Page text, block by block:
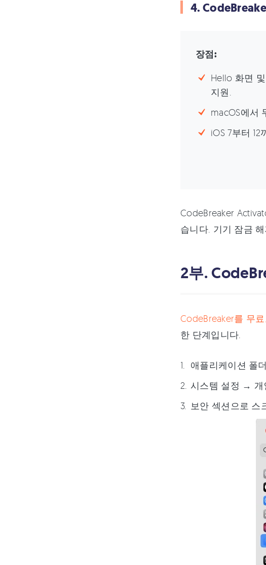
4.
장점:
Hello 화면
지원.
macOS에서
iOS 7부터
CodeBreaker
습니다. 기기 잠금
2부.
CodeBreaker를 무
한 단계입니다.
애플리케이션 폴
시스템 설정 → 개
보안 섹션으로 스